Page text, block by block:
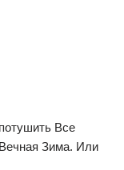
Все
Зима. Или